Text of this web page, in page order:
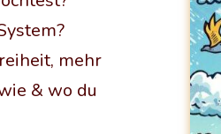
mehr
& wo du